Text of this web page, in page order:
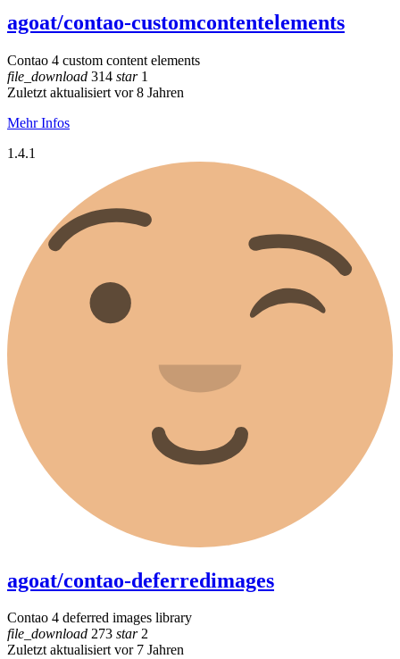
agoat/contao-customcontentelements
Contao 4 custom content elements
file_download 314 star1
Zuletzt aktualisiert vor 8 Jahren
Mehr Infos
1.4.1
agoat/contao-deferredimages
Contao 4 deferred images library
file_download 273 star2
Zuletzt aktualisiert vor 7 Jahren